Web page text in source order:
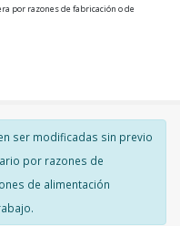
por razones de fabricación o de
ser modificadas sin previo
por razones de
de alimentación